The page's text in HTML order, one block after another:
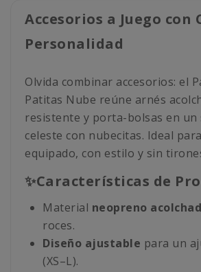
Accesorios a Juego con
Personalidad
Olvida combinar accesorios: el
Patitas Nube reúne arnés
resistente y porta-bolsas en un
celeste con nubecitas. Ideal
equipado, con estilo y sin
✨Características de
Material neopreno
roces.
Diseño ajustable para un
(XS–L).